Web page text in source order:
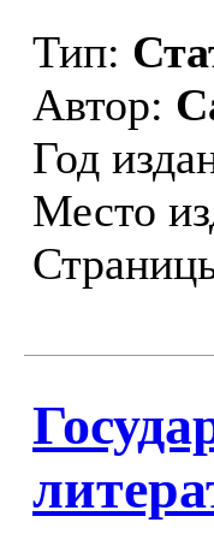
Тип:
Автор:
Год
Место